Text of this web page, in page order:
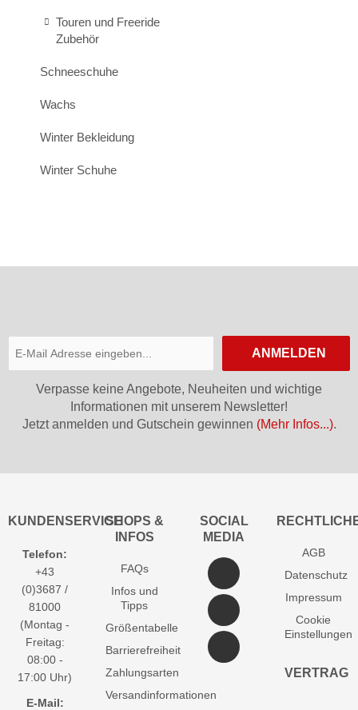
Touren und Freeride
Zubehör
Schneeschuhe
Wachs
Winter Bekleidung
Winter Schuhe
ANMELDEN
Verpasse keine Angebote, Neuheiten und wichtige
Informationen mit unserem Newsletter!
Jetzt anmelden und Gutschein gewinnen (Mehr Infos...).
KUNDENSERVICE
Telefon:
+43
(0)3687 /
81000
(Montag -
Freitag:
08:00 -
17:00 Uhr)
E-Mail:
SHOPS &
INFOS
FAQs
Infos und
Tipps
Größentabelle
Barrierefreiheit
Zahlungsarten
Versandinformationen
SOCIAL
MEDIA
AGB
Datenschutz
Impressum
Cookie
Einstellungen
VERTRAG